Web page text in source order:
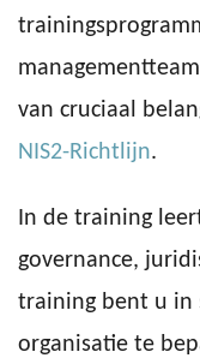
van cruciaal
NIS2-Richtlijn.
In de training
governance,
training bent u in
organisatie te